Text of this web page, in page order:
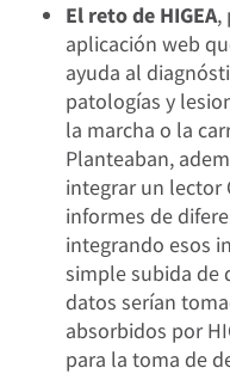
El reto de HIGEA,
aplicación web
ayuda al
patologías y
la marcha o la
Planteaban,
integrar un lector
informes de
integrando esos
simple subida de
datos serían
absorbidos por
para la toma de